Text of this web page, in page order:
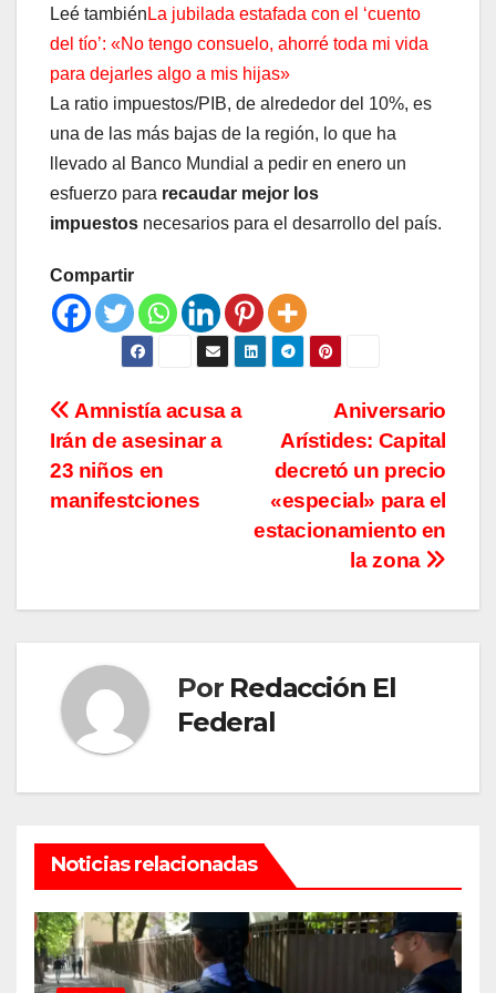
Leé también La jubilada estafada con el ‘cuento
del tío’: «No tengo consuelo, ahorré toda mi vida
para dejarles algo a mis hijas»
La ratio impuestos/PIB, de alrededor del 10%, es
una de las más bajas de la región, lo que ha
llevado al Banco Mundial a pedir en enero un
esfuerzo para recaudar mejor los
impuestos necesarios para el desarrollo del país.
Compartir
Navegación
de
entradas
Aniversario
Arístides: Capital
decretó un precio
«especial» para el
estacionamiento en
la zona
Amnistía acusa a
Irán de asesinar a
23 niños en
manifestciones
Por Redacción El
Federal
Noticias relacionadas